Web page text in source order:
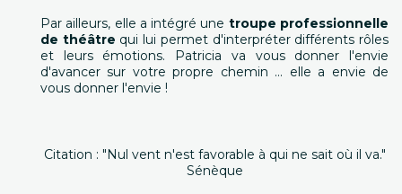
Par ailleurs, elle a intégré une troupe professionnelle
de théâtre qui lui permet d'interpréter différents rôles
et leurs émotions. Patricia va vous donner l'envie
d'avancer sur votre propre chemin … elle a envie de
vous donner l'envie !
Citation : "Nul vent n'est favorable à qui ne sait où il va."
Sénèque